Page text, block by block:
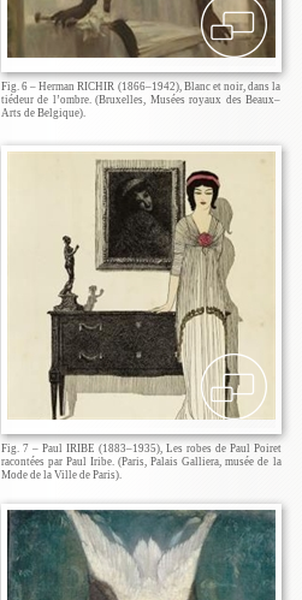
Fig. 6 – Herman RICHIR (1866–1942), Blanc et noir, dans la
tiédeur de l’ombre. (Bruxelles, Musées royaux des Beaux–
Arts de Belgique).
Fig. 7 – Paul IRIBE (1883–1935), Les robes de Paul Poiret
racontées par Paul Iribe. (Paris, Palais Galliera, musée de la
Mode de la Ville de Paris).